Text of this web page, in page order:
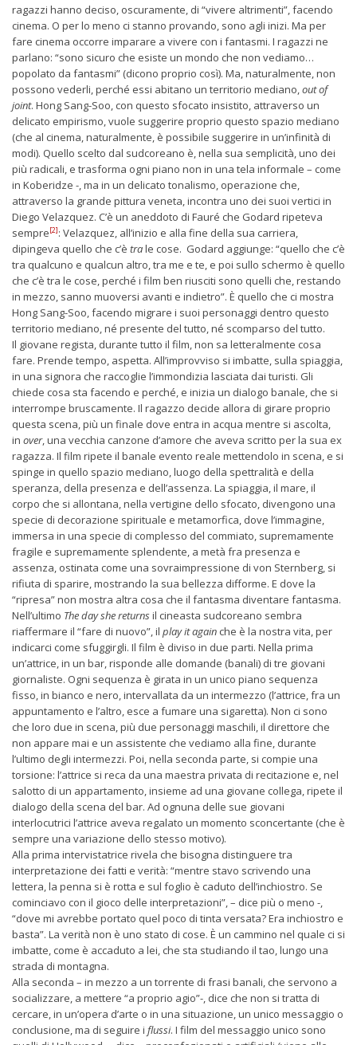
ragazzi hanno deciso, oscuramente, di “vivere altrimenti”, facendo
cinema. O per lo meno ci stanno provando, sono agli inizi. Ma per
fare cinema occorre imparare a vivere con i fantasmi. I ragazzi ne
parlano: “sono sicuro che esiste un mondo che non vediamo…
popolato da fantasmi” (dicono proprio così). Ma, naturalmente, non
possono vederli, perché essi abitano un territorio mediano,out of
joint. Hong Sang-Soo, con questo sfocato insistito, attraverso un
delicato empirismo, vuole suggerire proprio questo spazio mediano
(che al cinema, naturalmente, è possibile suggerire in un’infinità di
modi). Quello scelto dal sudcoreano è, nella sua semplicità, uno dei
più radicali, e trasforma ogni piano non in una tela informale – come
in Koberidze -, ma in un delicato tonalismo, operazione che,
attraverso la grande pittura veneta, incontra uno dei suoi vertici in
Diego Velazquez. C’è un aneddoto di Fauré che Godard ripeteva
sempre[2]: Velazquez, all’inizio e alla fine della sua carriera,
dipingeva quello che c’è trale cose. Godard aggiunge: “quello che c’è
tra qualcuno e qualcun altro, tra me e te, e poi sullo schermo è quello
che c’è tra le cose, perché i film ben riusciti sono quelli che, restando
in mezzo, sanno muoversi avanti e indietro”. È quello che ci mostra
Hong Sang-Soo, facendo migrare i suoi personaggi dentro questo
territorio mediano, né presente del tutto, né scomparso del tutto.
Il giovane regista, durante tutto il film, non sa letteralmente cosa
fare. Prende tempo, aspetta. All’improvviso si imbatte, sulla spiaggia,
in una signora che raccoglie l’immondizia lasciata dai turisti. Gli
chiede cosa sta facendo e perché, e inizia un dialogo banale, che si
interrompe bruscamente. Il ragazzo decide allora di girare proprio
questa scena, più un finale dove entra in acqua mentre si ascolta,
in over, una vecchia canzone d’amore che aveva scritto per la sua ex
ragazza. Il film ripete il banale evento reale mettendolo in scena, e si
spinge in quello spazio mediano, luogo della spettralità e della
speranza, della presenza e dell’assenza. La spiaggia, il mare, il
corpo che si allontana, nella vertigine dello sfocato, divengono una
specie di decorazione spirituale e metamorfica, dove l’immagine,
immersa in una specie di complesso del commiato, supremamente
fragile e supremamente splendente, a metà fra presenza e
assenza, ostinata come una sovraimpressione di von Sternberg, si
rifiuta di sparire, mostrando la sua bellezza difforme. E dove la
“ripresa” non mostra altra cosa che il fantasma diventare fantasma.
Nell’ultimo The day she returnsil cineasta sudcoreano sembra
riaffermare il “fare di nuovo”, il play it again che è la nostra vita, per
indicarci come sfuggirgli. Il film è diviso in due parti. Nella prima
un’attrice, in un bar, risponde alle domande (banali) di tre giovani
giornaliste. Ogni sequenza è girata in un unico piano sequenza
fisso, in bianco e nero, intervallata da un intermezzo (l’attrice, fra un
appuntamento e l’altro, esce a fumare una sigaretta). Non ci sono
che loro due in scena, più due personaggi maschili, il direttore che
non appare mai e un assistente che vediamo alla fine, durante
l’ultimo degli intermezzi. Poi, nella seconda parte, si compie una
torsione: l’attrice si reca da una maestra privata di recitazione e, nel
salotto di un appartamento, insieme ad una giovane collega, ripete il
dialogo della scena del bar. Ad ognuna delle sue giovani
interlocutrici l’attrice aveva regalato un momento sconcertante (che è
sempre una variazione dello stesso motivo).
Alla prima intervistatrice rivela che bisogna distinguere tra
interpretazione dei fatti e verità: “mentre stavo scrivendo una
lettera, la penna si è rotta e sul foglio è caduto dell’inchiostro. Se
cominciavo con il gioco delle interpretazioni”, – dice più o meno -,
“dove mi avrebbe portato quel poco di tinta versata? Era inchiostro e
basta”. La verità non è uno stato di cose. È un cammino nel quale ci si
imbatte, come è accaduto a lei, che sta studiando il tao, lungo una
strada di montagna.
Alla seconda – in mezzo a un torrente di frasi banali, che servono a
socializzare, a mettere “a proprio agio”-, dice che non si tratta di
cercare, in un’opera d’arte o in una situazione, un unico messaggio o
conclusione, ma di seguire i flussi. I film del messaggio unico sono